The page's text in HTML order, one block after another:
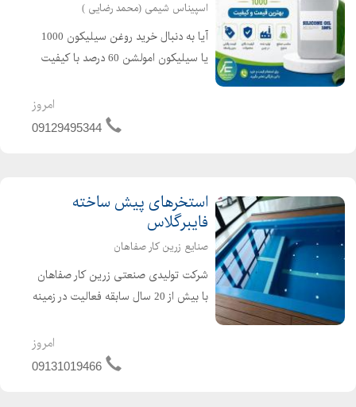
اسپیناس شیمی (محمد رضایی )
آیا به دنبال خرید روغن سیلیکون 1000
یا سیلیکون امولشن 60 درصد با کیفیت
اسپیناس شیمی تأمین کننده انواع مواد
اولیه شیمیایی ، آماده ارائه این
امروز
09129495344
استخرهای پیش ساخته
فایبرگلاس
صنایع زرین کار صفاهان
شرکت تولیدی صنعتی زرین کار صفاهان
با بیش از 20 سال سابقه فعالیت در زمینه
صورت رسمی با شماره ثبت 24912 در
اصفهان به ثبت رسیده است و با بهره
امروز
09131019466